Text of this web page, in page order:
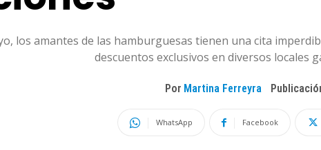
los amantes de las hamburguesas tienen una cita
descuentos exclusivos en diversos locales
Por Martina Ferreyra
WhatsApp Facebook